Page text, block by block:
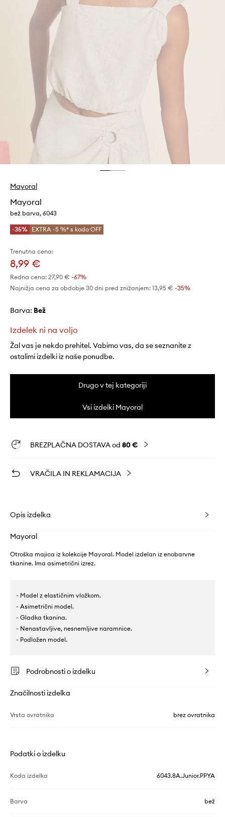
Mayoral
Mayoral
bež barva, 6043
-35% EXTRA -5 %* s kodo OFF
Trenutna cena:
8,99 €
Redna cena: 27,90 € -67%
Najnižja cena za obdobje 30 dni pred znižanjem: 13,95 € -35%
Barva: bež
Izdelek ni na voljo
Žal vas je nekdo prehitel. Vabimo vas, da se seznanite z
ostalimi izdelki iz naše ponudbe.
Drugo v tej kategoriji
Vsi izdelki Mayoral
BREZPLAČNA DOSTAVA od 80 €
VRAČILA IN REKLAMACIJA
Opis izdelka
Mayoral
Otroška majica iz kolekcije Mayoral. Model izdelan iz enobarvne
tkanine. Ima asimetrični izrez.
- Model z elastičnim vložkom.
- Asimetrični model.
- Gladka tkanina.
- Nenastavljive, nesnemljive naramnice.
- Podložen model.
Podrobnosti o izdelku
Značilnosti izdelka
Vrsta ovratnika brez ovratnika
Podatki o izdelku
Koda izdelka 6043.8A.Junior.PPYA
Barva bež